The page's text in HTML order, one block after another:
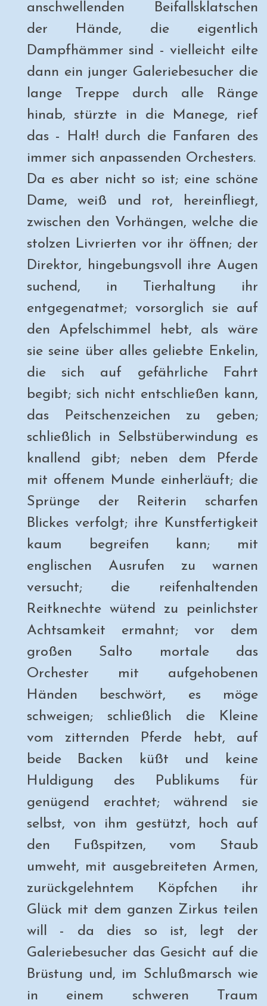
anschwellenden Beifallsklatschen
der Hände, die eigentlich
Dampfhämmer sind - vielleicht eilte
dann ein junger Galeriebesucher die
lange Treppe durch alle Ränge
hinab, stürzte in die Manege, rief
das - Halt! durch die Fanfaren des
immer sich anpassenden Orchesters.
Da es aber nicht so ist; eine schöne
Dame, weiß und rot, hereinfliegt,
zwischen den Vorhängen, welche die
stolzen Livrierten vor ihr öffnen; der
Direktor, hingebungsvoll ihre Augen
suchend, in Tierhaltung ihr
entgegenatmet; vorsorglich sie auf
den Apfelschimmel hebt, als wäre
sie seine über alles geliebte Enkelin,
die sich auf gefährliche Fahrt
begibt; sich nicht entschließen kann,
das Peitschenzeichen zu geben;
schließlich in Selbstüberwindung es
knallend gibt; neben dem Pferde
mit offenem Munde einherläuft; die
Sprünge der Reiterin scharfen
Blickes verfolgt; ihre Kunstfertigkeit
kaum begreifen kann; mit
englischen Ausrufen zu warnen
versucht; die reifenhaltenden
Reitknechte wütend zu peinlichster
Achtsamkeit ermahnt; vor dem
großen Salto mortale das
Orchester mit aufgehobenen
Händen beschwört, es möge
schweigen; schließlich die Kleine
vom zitternden Pferde hebt, auf
beide Backen küßt und keine
Huldigung des Publikums für
genügend erachtet; während sie
selbst, von ihm gestützt, hoch auf
den Fußspitzen, vom Staub
umweht, mit ausgebreiteten Armen,
zurückgelehntem Köpfchen ihr
Glück mit dem ganzen Zirkus teilen
will - da dies so ist, legt der
Galeriebesucher das Gesicht auf die
Brüstung und, im Schlußmarsch wie
in einem schweren Traum